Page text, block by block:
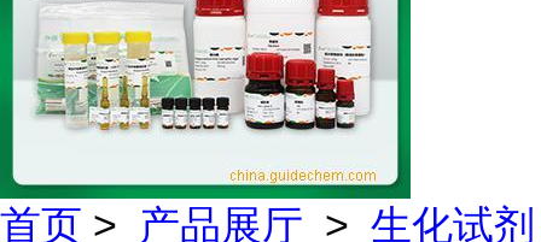
首页 > 产品展厅 > 生化试剂